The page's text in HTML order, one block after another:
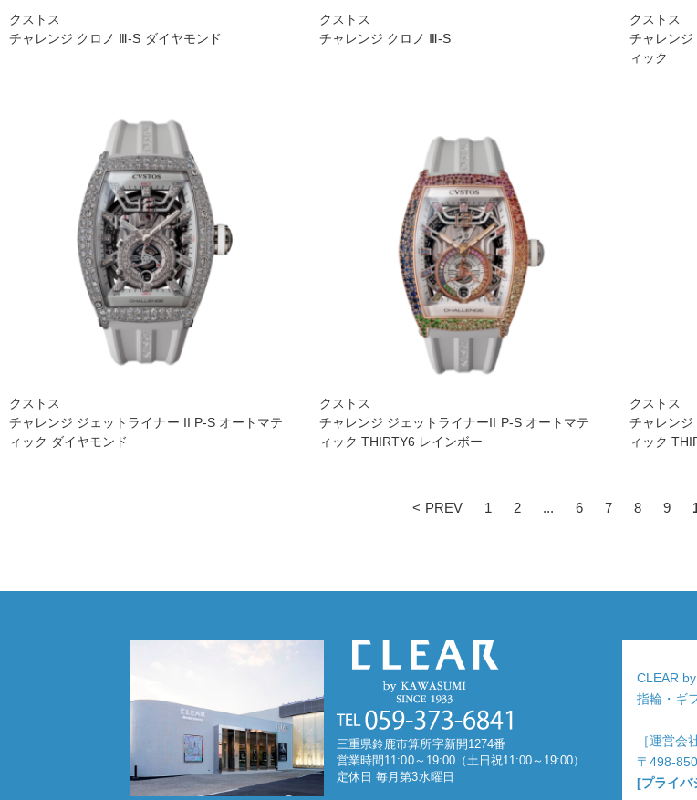
クストス
チャレンジ クロノ Ⅲ-S ダイヤモンド
クストス
チャレンジ クロノ Ⅲ-S
クストス
チャレン
ィック
クストス
チャレンジ ジェットライナー II P-S オートマテ
ィック ダイヤモンド
クストス
チャレンジ ジェットライナーII P-S オートマテ
ィック THIRTY6 レインボー
クストス
チャレンジ
ィック
< PREV 1 2 ... 6 7 8 9
三重県鈴鹿市算所字新開1274番
営業時間11:00～19:00（土日祝11:00～19:00）
定休日 毎月第3水曜日
CLEAR
指輪・ギ
［運営会
〒498-
[プライバ